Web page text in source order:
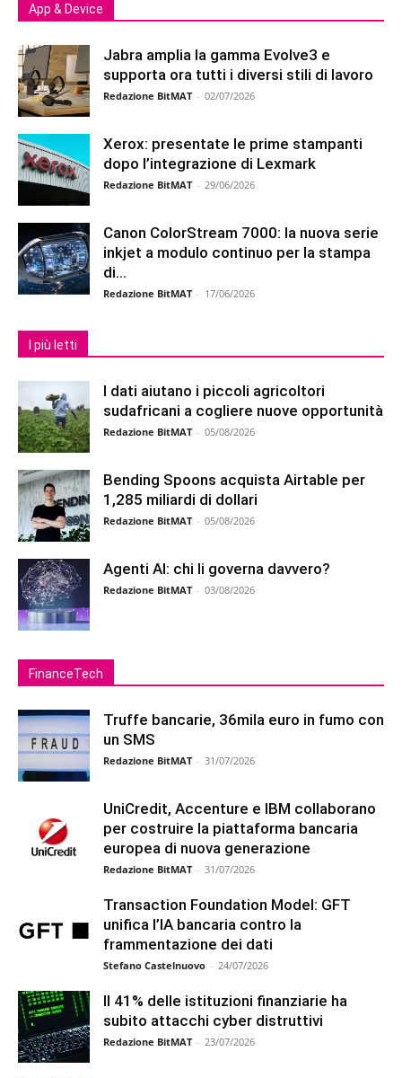
App & Device
Jabra amplia la gamma Evolve3 e
supporta ora tutti i diversi stili di lavoro
Redazione BitMAT - 02/07/2026
Xerox: presentate le prime stampanti
dopo l’integrazione di Lexmark
Redazione BitMAT - 29/06/2026
Canon ColorStream 7000: la nuova serie
inkjet a modulo continuo per la stampa
di...
Redazione BitMAT - 17/06/2026
I più letti
I dati aiutano i piccoli agricoltori
sudafricani a cogliere nuove opportunità
Redazione BitMAT - 05/08/2026
Bending Spoons acquista Airtable per
1,285 miliardi di dollari
Redazione BitMAT - 05/08/2026
Agenti AI: chi li governa davvero?
Redazione BitMAT - 03/08/2026
FinanceTech
Truffe bancarie, 36mila euro in fumo con
un SMS
Redazione BitMAT - 31/07/2026
UniCredit, Accenture e IBM collaborano
per costruire la piattaforma bancaria
europea di nuova generazione
Redazione BitMAT - 31/07/2026
Transaction Foundation Model: GFT
unifica l’IA bancaria contro la
frammentazione dei dati
Stefano Castelnuovo - 24/07/2026
Il 41% delle istituzioni finanziarie ha
subito attacchi cyber distruttivi
Redazione BitMAT - 23/07/2026